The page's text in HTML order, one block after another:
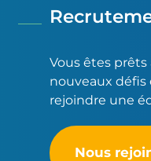
Vous êtes prêts
nouveaux défis
rejoindre une
Nous